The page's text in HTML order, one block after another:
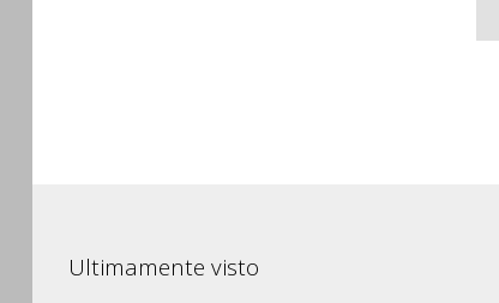
Ultimamente visto